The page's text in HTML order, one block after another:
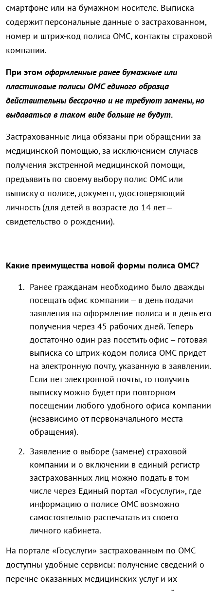
смартфоне или на бумажном носителе. Выписка
содержит персональные данные о застрахованном,
номер и штрих-код полиса ОМС, контакты страховой
компании.
При этом оформленные ранее бумажные или
пластиковые полисы ОМС единого образца
действительны бессрочно и не требуют замены, но
выдаваться в таком виде больше не будут.
Застрахованные лица обязаны при обращении за
медицинской помощью, за исключением случаев
получения экстренной медицинской помощи,
предъявить по своему выбору полис ОМС или
выписку о полисе, документ, удостоверяющий
личность (для детей в возрасте до 14 лет –
свидетельство о рождении).
Какие преимущества новой формы полиса ОМС?
Ранее гражданам необходимо было дважды
посещать офис компании – в день подачи
заявления на оформление полиса и в день его
получения через 45 рабочих дней. Теперь
достаточно один раз посетить офис – готовая
выписка со штрих-кодом полиса ОМС придет
на электронную почту, указанную в заявлении.
Если нет электронной почты, то получить
выписку можно будет при повторном
посещении любого удобного офиса компании
(независимо от первоначального места
обращения).
Заявление о выборе (замене) страховой
компании и о включении в единый регистр
застрахованных лиц можно подать в том
числе через Единый портал «Госуслуги», где
информацию о полисе ОМС возможно
самостоятельно распечатать из своего
личного кабинета.
На портале «Госуслуги» застрахованным по ОМС
доступны удобные сервисы: получение сведений о
перечне оказанных медицинских услуг и их